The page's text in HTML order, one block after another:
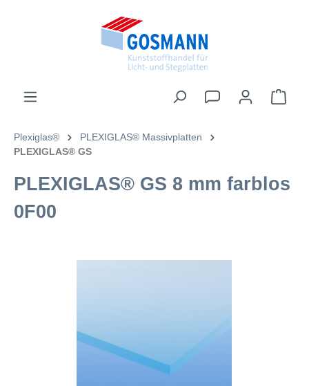
Plexiglas®
PLEXIGLAS® Massivplatten
PLEXIGLAS® GS
PLEXIGLAS® GS 8 mm farblos
0F00